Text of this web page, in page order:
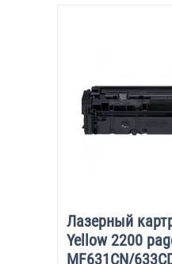
Лазерный
Yellow 2200
MF631CN/